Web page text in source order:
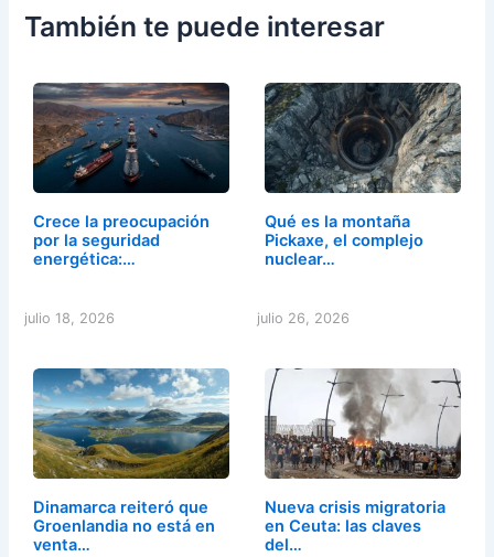
También te puede interesar
Crece la preocupación
por la seguridad
energética:…
julio 18, 2026
Qué es la montaña
Pickaxe, el complejo
nuclear…
julio 26, 2026
Dinamarca reiteró que
Groenlandia no está en
venta…
Nueva crisis migratoria
en Ceuta: las claves
del…